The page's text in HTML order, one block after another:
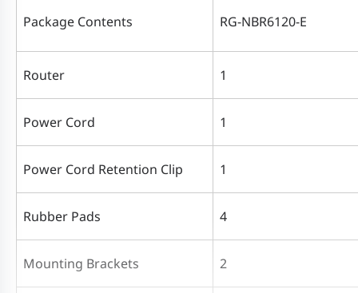
Package Contents RG-NBR6120-E
Router 1
Power Cord 1
Power Cord Retention Clip 1
Rubber Pads 4
Mounting Brackets 2